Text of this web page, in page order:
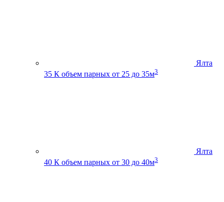
Ялта
35 К объем парных от 25 до 35м3
Ялта
40 К объем парных от 30 до 40м3